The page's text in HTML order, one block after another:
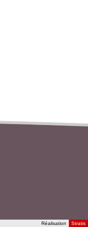
Stratis
Réalisation